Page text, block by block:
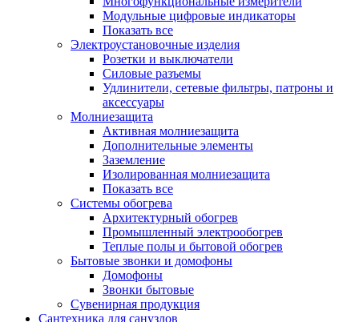
Модульные цифровые индикаторы
Показать все
Электроустановочные изделия
Розетки и выключатели
Силовые разъемы
Удлинители, сетевые фильтры, патроны и
аксессуары
Молниезащита
Активная молниезащита
Дополнительные элементы
Заземление
Изолированная молниезащита
Показать все
Системы обогрева
Архитектурный обогрев
Промышленный электрообогрев
Теплые полы и бытовой обогрев
Бытовые звонки и домофоны
Домофоны
Звонки бытовые
Сувенирная продукция
Сантехника для санузлов